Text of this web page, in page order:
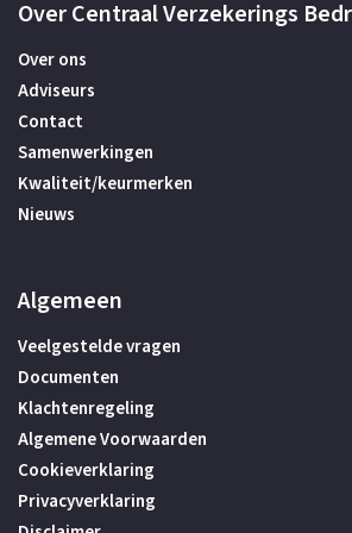
Over Centraal Verzekerings
Over ons
Adviseurs
Contact
Samenwerkingen
Kwaliteit/keurmerken
Nieuws
Algemeen
Veelgestelde vragen
Documenten
Klachtenregeling
Algemene Voorwaarden
Cookieverklaring
Privacyverklaring